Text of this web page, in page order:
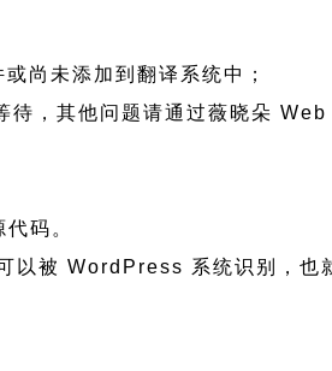
尚未添加到翻译系统中；
待，其他问题请通过薇晓朵
码。
被 WordPress 系统识别，也